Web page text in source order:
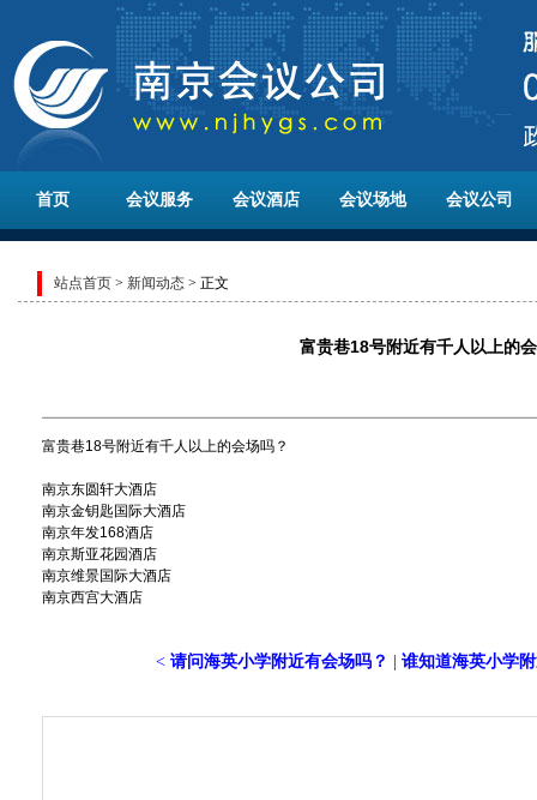
首页 会议服务 会议酒店 会议场地 会议公司
站点首页 > 新闻动态 > 正文
富贵巷18号附近有千人以上的
富贵巷18号附近有千人以上的会场吗？
南京东圆轩大酒店
南京金钥匙国际大酒店
南京年发168酒店
南京斯亚花园酒店
南京维景国际大酒店
南京西宫大酒店
< 请问海英小学附近有会场吗？ 谁知道海英小学